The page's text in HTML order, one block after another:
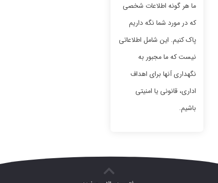
ما هر گونه اطلاعات شخصی
که در مورد شما نگه داریم
پاک کنیم. این شامل اطلاعاتی
نیست که ما مجبور به
نگهداری آنها برای اهداف
اداری، قانونی یا امنیتی
باشیم.